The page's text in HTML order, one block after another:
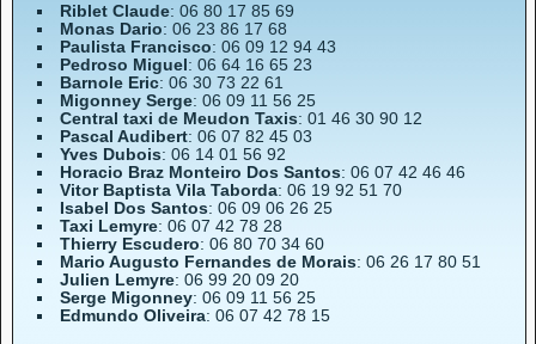
Riblet Claude: 06 80 17 85 69
Monas Dario: 06 23 86 17 68
Paulista Francisco: 06 09 12 94 43
Pedroso Miguel: 06 64 16 65 23
Barnole Eric: 06 30 73 22 61
Migonney Serge: 06 09 11 56 25
Central taxi de Meudon Taxis: 01 46 30 90 12
Pascal Audibert: 06 07 82 45 03
Yves Dubois: 06 14 01 56 92
Horacio Braz Monteiro Dos Santos: 06 07 42 46 46
Vitor Baptista Vila Taborda: 06 19 92 51 70
Isabel Dos Santos: 06 09 06 26 25
Taxi Lemyre: 06 07 42 78 28
Thierry Escudero: 06 80 70 34 60
Mario Augusto Fernandes de Morais: 06 26 17 80 51
Julien Lemyre: 06 99 20 09 20
Serge Migonney: 06 09 11 56 25
Edmundo Oliveira: 06 07 42 78 15